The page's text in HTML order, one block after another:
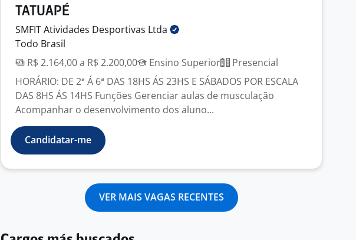
TATUAPÉ
SMFIT Atividades Desportivas Ltda
Todo Brasil
R$ 2.164,00 a R$ 2.200,00
Ensino Superior
Presencial
HORÁRIO: DE 2ª Á 6ª DAS 18HS ÁS 23HS E SÁBADOS POR ESCALA
DAS 8HS ÁS 14HS Funções Gerenciar aulas de musculação
Acompanhar o desenvolvimento dos aluno...
Candidatar-me
VER MAIS VAGAS RECENTES